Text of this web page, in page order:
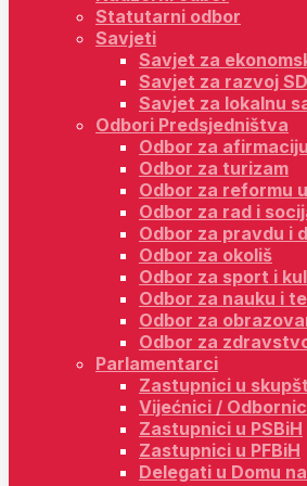
Statutarni odbor
Savjeti
Savjet za
Savjet za razvoj
Savjet za lokalnu
Odbori Predsjedništva
Odbor za
Odbor za turizam
Odbor za reformu
Odbor za rad i
Odbor za pravdu i
Odbor za okoliš
Odbor za sport i
Odbor za nauku i
Odbor za
Odbor za
Parlamentarci
Zastupnici u
Vijećnici /
Zastupnici u PSBiH
Zastupnici u PFBiH
Delegati u Domu